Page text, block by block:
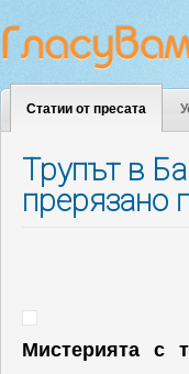
Статии от пресата
Трупът в
прерязано
Мистерията с